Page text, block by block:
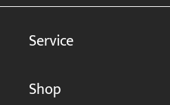
Service
Shop